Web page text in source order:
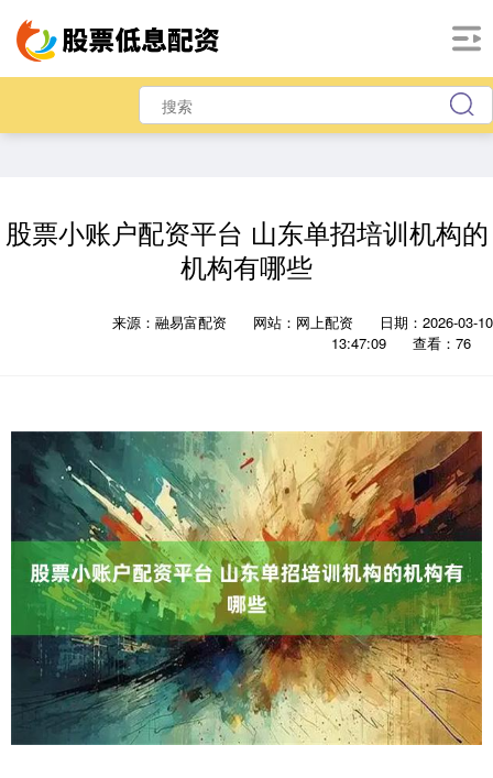
股票小账户配资平台 山东单招培训机构的
机构有哪些
来源：融易富配资 网站：网上配资
日期：2026-03-10
13:47:09
查看：76